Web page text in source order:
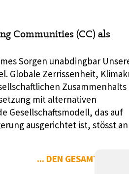
Communities (CC) als
Sorgen unabdingbar
Globale Zerrissenheit,
mit alternativen
Gesellschaftsmodell, das auf
ausgerichtet ist, stösst
... DEN GESAMTEN